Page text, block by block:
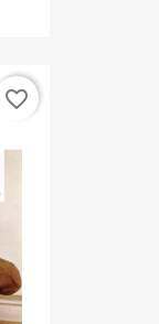
favorite_border